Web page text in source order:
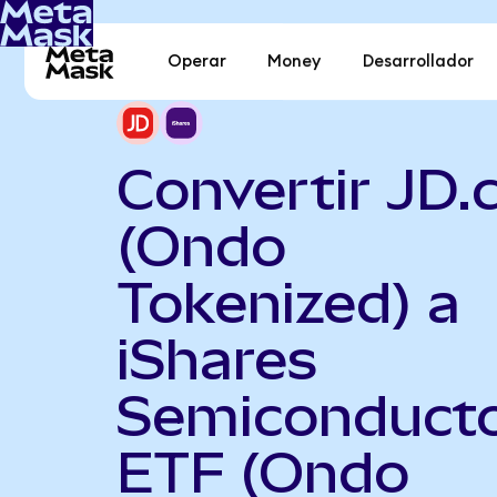
Operar Money Desarrollador
Convertir
(Ondo
Tokenized) a
iShares
ETF (Ondo